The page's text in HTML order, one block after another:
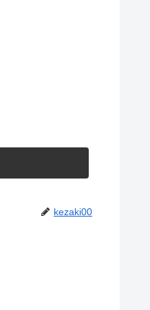
kezaki00